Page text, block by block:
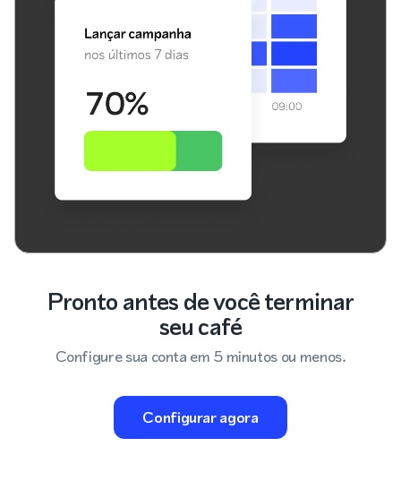
Pronto antes de você terminar
seu café
Configure sua conta em 5 minutos ou menos.
Configurar agora